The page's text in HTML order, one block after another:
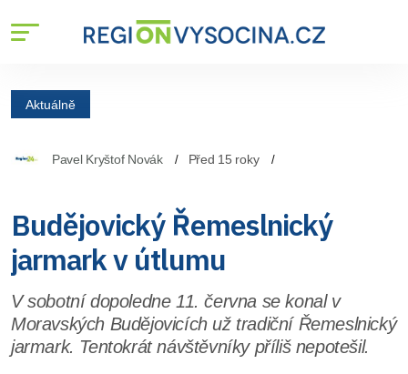
Aktuálně
Pavel Kryštof Novák Před 15 roky
Budějovický Řemeslnický
jarmark v útlumu
V sobotní dopoledne 11. června se konal v
Moravských Budějovicích už tradiční Řemeslnický
jarmark. Tentokrát návštěvníky příliš nepotešil.